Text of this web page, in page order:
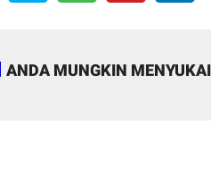
ANDA MUNGKIN